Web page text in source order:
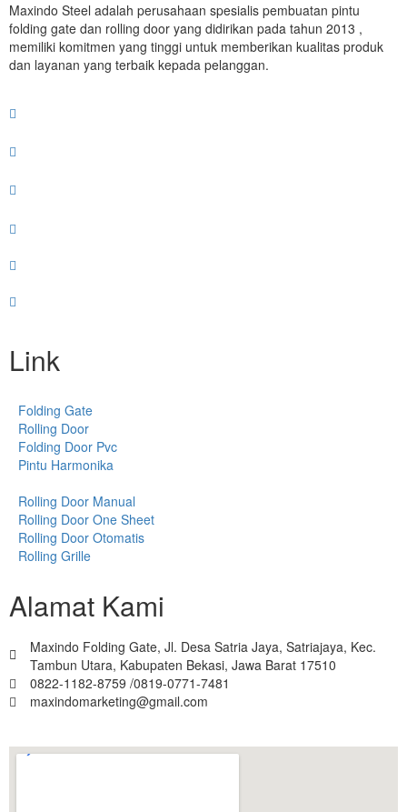
Maxindo Steel adalah perusahaan spesialis pembuatan pintu
folding gate dan rolling door yang didirikan pada tahun 2013 ,
memiliki komitmen yang tinggi untuk memberikan kualitas produk
dan layanan yang terbaik kepada pelanggan.
Link
Folding Gate
Rolling Door
Folding Door Pvc
Pintu Harmonika
Rolling Door Manual
Rolling Door One Sheet
Rolling Door Otomatis
Rolling Grille
Alamat Kami
Maxindo Folding Gate, Jl. Desa Satria Jaya, Satriajaya, Kec.
Tambun Utara, Kabupaten Bekasi, Jawa Barat 17510
0822-1182-8759 /0819-0771-7481
maxindomarketing@gmail.com